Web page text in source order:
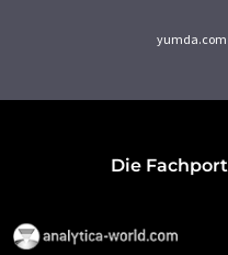
yumda.com
Die